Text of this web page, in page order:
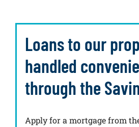
Loans to our
handled
through the
Apply for a mortgage from